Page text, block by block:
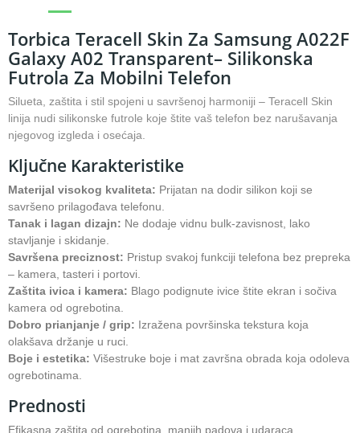
Torbica Teracell Skin Za Samsung A022F
Galaxy A02 Transparent– Silikonska
Futrola Za Mobilni Telefon
Silueta, zaštita i stil spojeni u savršenoj harmoniji – Teracell Skin
linija nudi silikonske futrole koje štite vaš telefon bez narušavanja
njegovog izgleda i osećaja.
Ključne Karakteristike
Materijal visokog kvaliteta: Prijatan na dodir silikon koji se
savršeno prilagođava telefonu.
Tanak i lagan dizajn: Ne dodaje vidnu bulk-zavisnost, lako
stavljanje i skidanje.
Savršena preciznost: Pristup svakoj funkciji telefona bez prepreka
– kamera, tasteri i portovi.
Zaštita ivica i kamera: Blago podignute ivice štite ekran i sočiva
kamera od ogrebotina.
Dobro prianjanje / grip: Izražena površinska tekstura koja
olakšava držanje u ruci.
Boje i estetika: Višestruke boje i mat završna obrada koja odoleva
ogrebotinama.
Prednosti
Efikasna zaštita od ogrebotina, manjih padova i udaraca.